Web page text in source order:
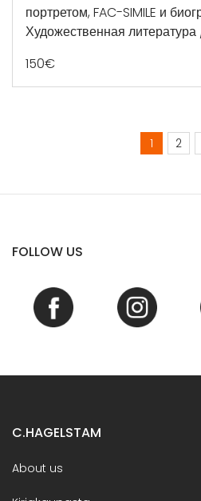
портретом, FAC-SIMILE и
Художественная
150€
1 2
FOLLOW US
C.HAGELSTAM
About us